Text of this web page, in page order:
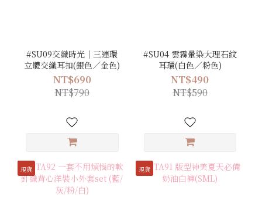
#SU09交織時光｜三連環
立體交織耳扣(銀色／金色)
NT$690
NT$790
#SU04 雲霧暈染大理石紋
耳環(白色／粉色)
NT$490
NT$590
現貨 現貨